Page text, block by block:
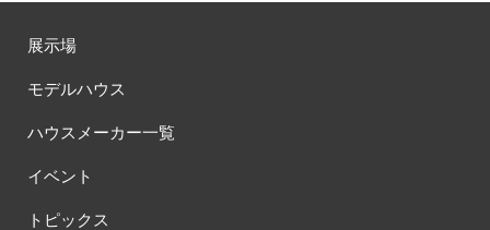
展示場
モデルハウス
ハウスメーカー一覧
イベント
トピックス